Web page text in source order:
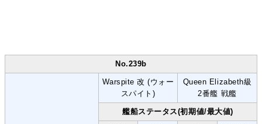
No.239b
Warspite 改 (ウォー
スパイト)
Queen Elizabeth級
2番艦 戦艦
艦船ステータス(初期値/最大値)